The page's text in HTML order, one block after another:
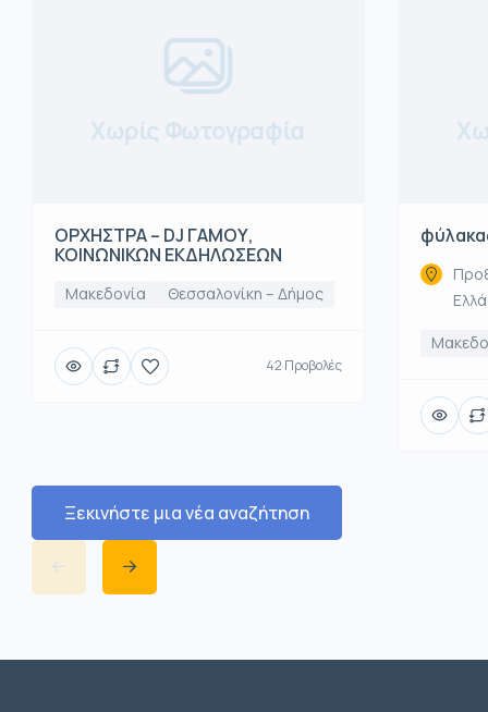
Χωρίς Φωτογραφία
ΟΡΧΗΣΤΡΑ – DJ ΓΑΜΟΥ,
ΚΟΙΝΩΝΙΚΩΝ ΕΚΔΗΛΩΣΕΩΝ
Μακεδονία Θεσσαλονίκη – Δήμος
42 Προβολές
Ξεκινήστε μια νέα αναζήτηση